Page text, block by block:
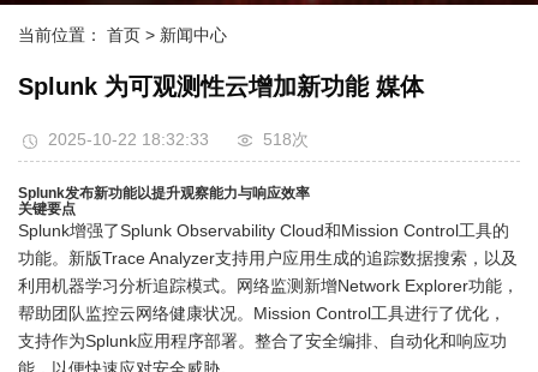
当前位置： 首页 > 新闻中心
Splunk 为可观测性云增加新功能 媒体
2025-10-22 18:32:33 518次
Splunk发布新功能以提升观察能力与响应效率
关键要点
Splunk增强了Splunk Observability Cloud和Mission Control工具的
功能。新版Trace Analyzer支持用户应用生成的追踪数据搜索，以及
利用机器学习分析追踪模式。网络监测新增Network Explorer功能，
帮助团队监控云网络健康状况。Mission Control工具进行了优化，
支持作为Splunk应用程序部署。整合了安全编排、自动化和响应功